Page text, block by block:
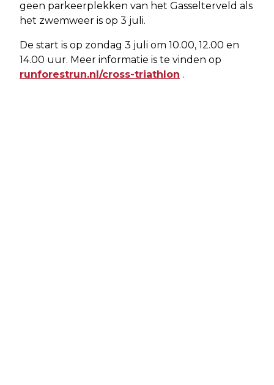
geen parkeerplekken van het Gasselterveld als
het zwemweer is op 3 juli.
De start is op zondag 3 juli om 10.00, 12.00 en
14.00 uur. Meer informatie is te vinden op
runforestrun.nl/cross-triathlon .